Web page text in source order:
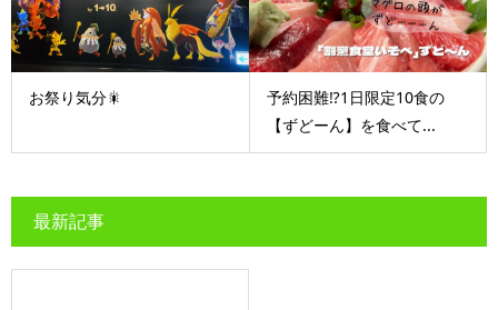
お祭り気分🎇
予約困難⁉1日限定10食の
【ずどーん】を食べて...
最新記事